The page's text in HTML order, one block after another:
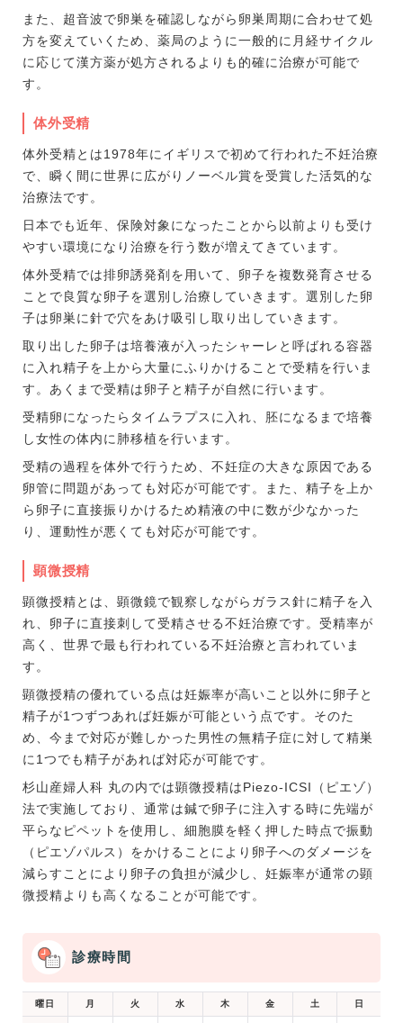
また、超音波で卵巣を確認しながら卵巣周期に合わせて処
方を変えていくため、薬局のように一般的に月経サイクル
に応じて漢方薬が処方されるよりも的確に治療が可能で
す。
体外受精
体外受精とは1978年にイギリスで初めて行われた不妊治療
で、瞬く間に世界に広がりノーベル賞を受賞した活気的な
治療法です。
日本でも近年、保険対象になったことから以前よりも受け
やすい環境になり治療を行う数が増えてきています。
体外受精では排卵誘発剤を用いて、卵子を複数発育させる
ことで良質な卵子を選別し治療していきます。選別した卵
子は卵巣に針で穴をあけ吸引し取り出していきます。
取り出した卵子は培養液が入ったシャーレと呼ばれる容器
に入れ精子を上から大量にふりかけることで受精を行いま
す。あくまで受精は卵子と精子が自然に行います。
受精卵になったらタイムラプスに入れ、胚になるまで培養
し女性の体内に肺移植を行います。
受精の過程を体外で行うため、不妊症の大きな原因である
卵管に問題があっても対応が可能です。また、精子を上か
ら卵子に直接振りかけるため精液の中に数が少なかった
り、運動性が悪くても対応が可能です。
顕微授精
顕微授精とは、顕微鏡で観察しながらガラス針に精子を入
れ、卵子に直接刺して受精させる不妊治療です。受精率が
高く、世界で最も行われている不妊治療と言われていま
す。
顕微授精の優れている点は妊娠率が高いこと以外に卵子と
精子が1つずつあれば妊娠が可能という点です。そのた
め、今まで対応が難しかった男性の無精子症に対して精巣
に1つでも精子があれば対応が可能です。
杉山産婦人科 丸の内では顕微授精はPiezo-ICSI（ピエゾ）
法で実施しており、通常は鍼で卵子に注入する時に先端が
平らなピペットを使用し、細胞膜を軽く押した時点で振動
（ピエゾパルス）をかけることにより卵子へのダメージを
減らすことにより卵子の負担が減少し、妊娠率が通常の顕
微授精よりも高くなることが可能です。
診療時間
曜日 月 火 水 木 金 土 日